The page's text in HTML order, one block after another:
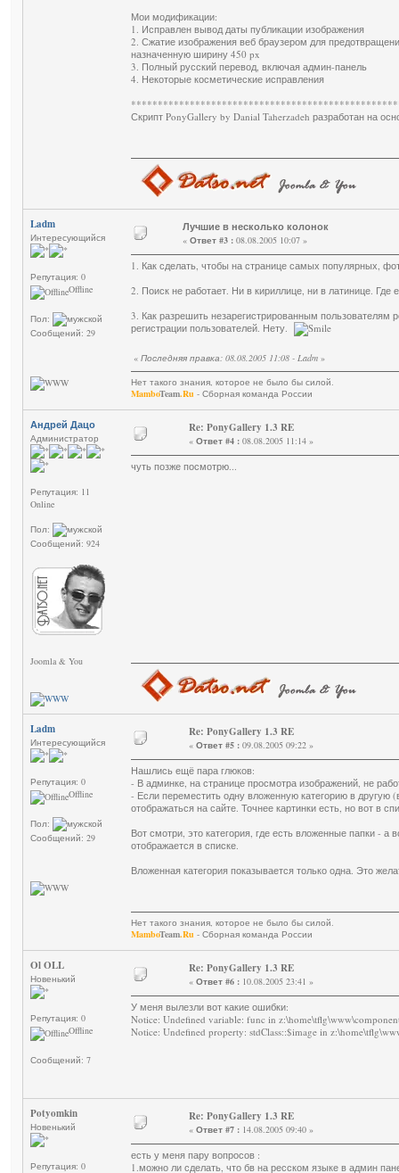
Мои модификации:
1. Исправлен вывод даты публикации изображения
2. Сжатие изображения веб браузером для
назначенную ширину 450 px
3. Полный русский перевод, включая админ-панель
4. Некоторые косметические исправления
Скрипт PonyGallery by Danial Taherzadeh разработан на
Ladm
Интересующийся
Репутация: 0
Offline
Пол:
Сообщений: 29
Лучшие в несколько колонок
« Ответ #3 : 08.08.2005 10:07 »
1. Как сделать, чтобы на странице самых популярных,
2. Поиск не работает. Ни в кириллице, ни в латинице. Где
3. Как разрешить незарегистрированным пользователям
регистрации пользователей. Нету.
« Последняя правка: 08.08.2005 11:08 - Ladm »
Нет такого знания, которое не было бы силой.
MamboTeam.Ru - Сборная команда России
Андрей Дацо
Администратор
Репутация: 11
Online
Пол:
Сообщений: 924
Joomla & You
Re: PonyGallery 1.3 RE
« Ответ #4 : 08.08.2005 11:14 »
чуть позже посмотрю...
Ladm
Интересующийся
Репутация: 0
Offline
Пол:
Сообщений: 29
Re: PonyGallery 1.3 RE
« Ответ #5 : 09.08.2005 09:22 »
Нашлись ещё пара глюков:
- В админке, на странице просмотра изображений, не
- Если переместить одну вложенную категорию в другую
отображаться на сайте. Точнее картинки есть, но вот в
Вот смотри, это категория, где есть вложенные папки - а
отображается в списке.
Вложенная категория показывается только одна. Это
Нет такого знания, которое не было бы силой.
MamboTeam.Ru - Сборная команда России
Ol OLL
Новенький
Репутация: 0
Offline
Сообщений: 7
Re: PonyGallery 1.3 RE
« Ответ #6 : 10.08.2005 23:41 »
У меня вылезли вот какие ошибки:
Notice: Undefined variable: func in
Notice: Undefined property: stdClass::$image in
Potyomkin
Новенький
Репутация: 0
Re: PonyGallery 1.3 RE
« Ответ #7 : 14.08.2005 09:40 »
есть у меня пару вопросов :
1.можно ли сделать, что бв на ресском языке в админ